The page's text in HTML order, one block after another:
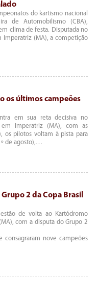
do kartismo nacional
de Automobilismo (CBA),
clima de festa. Disputada no
Imperatriz (MA), a competição
os últimos campeões
em sua reta decisiva no
em Imperatriz (MA), com as
os pilotos voltam à pista para
de agosto),…
2 da Copa Brasil
de volta ao Kartódromo
com a disputa do Grupo 2
consagraram nove campeões